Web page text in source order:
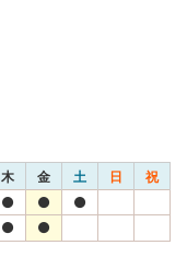
木 金 土 日 祝